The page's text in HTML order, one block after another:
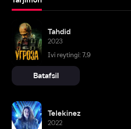
Tahdid
2023
Ivi reytingi: 7,9
Batafsil
Telekinez
2022